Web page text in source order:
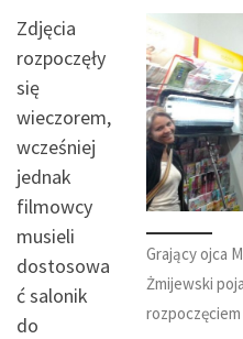
Grający ojca
Żmijewski
rozpoczęciem
Zdjęcia
rozpoczęły
się
wieczorem,
wcześniej
jednak
filmowcy
musieli
dostosowa
ć salonik
do